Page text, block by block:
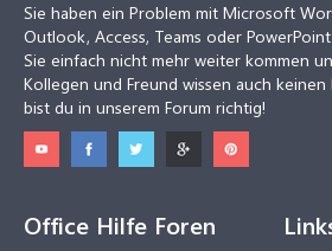
Sie haben ein Problem mit Microsoft
Outlook, Access, Teams oder
Sie einfach nicht mehr weiter kommen
Kollegen und Freund wissen auch keinen
bist du in unserem Forum richtig!
Office Hilfe Foren